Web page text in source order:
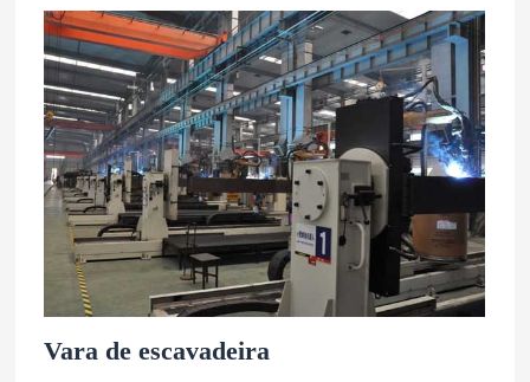
Vara de escavadeira